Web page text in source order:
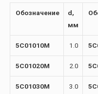
Обозначение
d,
мм
5C01010M 1.0
5C01020M 2.0
5C01030M 3.0